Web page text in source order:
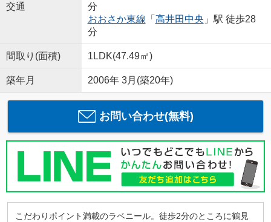
交通
分
おおさか東線 「 高井田中央 」駅 徒歩28
分
間取り(面積) 1LDK(47.49㎡)
築年月 2006年 3月(築20年)
お問い合わせ(無料)
こだわりポイント満載のラベニール。徒歩2分のところに鶴見